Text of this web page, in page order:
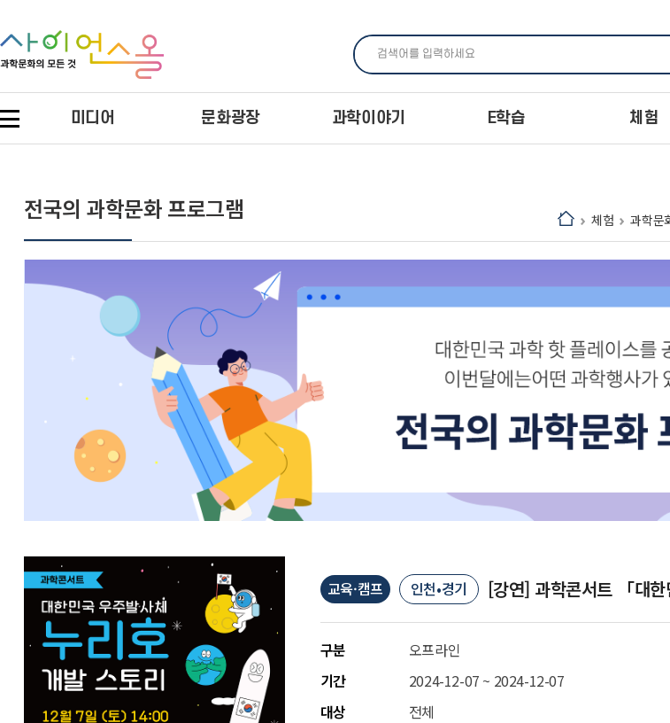
미디어 문화광장 과학이야기 E학습 체험
전국의 과학문화 프로그램 체험 과학문
교육·캠프 인천•경기 [강연] 과학콘서트 「대
구분
오프라인
기간
2024-12-07 ~ 2024-12-07
대상
전체